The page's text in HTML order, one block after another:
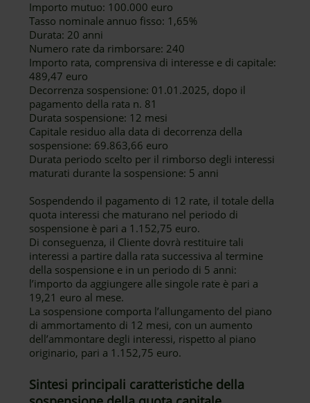
Importo mutuo: 100.000 euro
Tasso nominale annuo fisso: 1,65%
Durata: 20 anni
Numero rate da rimborsare: 240
Importo rata, comprensiva di interesse e di capitale:
489,47 euro
Decorrenza sospensione: 01.01.2025, dopo il
pagamento della rata n. 81
Durata sospensione: 12 mesi
Capitale residuo alla data di decorrenza della
sospensione: 69.863,66 euro
Durata periodo scelto per il rimborso degli interessi
maturati durante la sospensione: 5 anni
Sospendendo il pagamento di 12 rate, il totale della
quota interessi che maturano nel periodo di
sospensione è pari a 1.152,75 euro.
Di conseguenza, il Cliente dovrà restituire tali
interessi a partire dalla rata successiva al termine
della sospensione e in un periodo di 5 anni:
l’importo da aggiungere alle singole rate è pari a
19,21 euro al mese.
La sospensione comporta l’allungamento del piano
di ammortamento di 12 mesi, con un aumento
dell’ammontare degli interessi, rispetto al piano
originario, pari a 1.152,75 euro.
Sintesi principali caratteristiche della